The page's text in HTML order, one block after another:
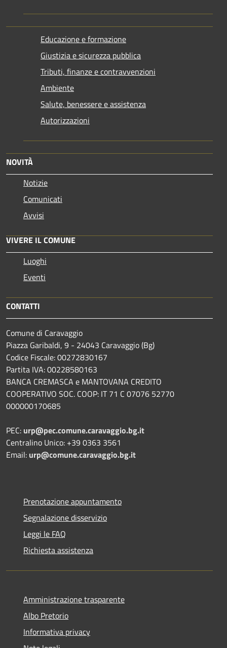
Educazione e formazione
Giustizia e sicurezza pubblica
Tributi, finanze e contravvenzioni
Ambiente
Salute, benessere e assistenza
Autorizzazioni
NOVITÀ
Notizie
Comunicati
Avvisi
VIVERE IL COMUNE
Luoghi
Eventi
CONTATTI
Comune di Caravaggio
Piazza Garibaldi, 9 - 24043 Caravaggio (Bg)
Codice Fiscale: 00272830167
Partita IVA: 00228580163
BANCA CREMASCA e MANTOVANA CREDITO
COOPERATIVO SOC. COOP: IT 71 C 07076 52770
000000170685
PEC: urp@pec.comune.caravaggio.bg.it
Centralino Unico: +39 0363 3561
Email: urp@comune.caravaggio.bg.it
Prenotazione appuntamento
Segnalazione disservizio
Leggi le FAQ
Richiesta assistenza
Amministrazione trasparente
Albo Pretorio
Informativa privacy